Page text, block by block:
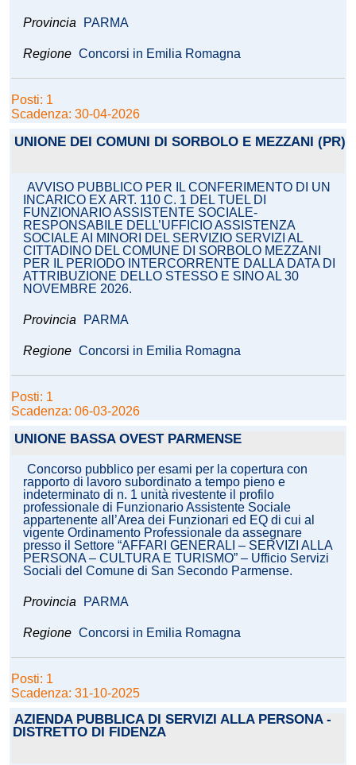
Provincia PARMA
Regione Concorsi in Emilia Romagna
Posti: 1
Scadenza: 30-04-2026
UNIONE DEI COMUNI DI SORBOLO E MEZZANI (PR)
AVVISO PUBBLICO PER IL CONFERIMENTO DI UN
INCARICO EX ART. 110 C. 1 DEL TUEL DI
FUNZIONARIO ASSISTENTE SOCIALE-
RESPONSABILE DELL’UFFICIO ASSISTENZA
SOCIALE AI MINORI DEL SERVIZIO SERVIZI AL
CITTADINO DEL COMUNE DI SORBOLO MEZZANI
PER IL PERIODO INTERCORRENTE DALLA DATA DI
ATTRIBUZIONE DELLO STESSO E SINO AL 30
NOVEMBRE 2026.
Provincia PARMA
Regione Concorsi in Emilia Romagna
Posti: 1
Scadenza: 06-03-2026
UNIONE BASSA OVEST PARMENSE
Concorso pubblico per esami per la copertura con
rapporto di lavoro subordinato a tempo pieno e
indeterminato di n. 1 unità rivestente il profilo
professionale di Funzionario Assistente Sociale
appartenente all’Area dei Funzionari ed EQ di cui al
vigente Ordinamento Professionale da assegnare
presso il Settore “AFFARI GENERALI – SERVIZI ALLA
PERSONA – CULTURA E TURISMO” – Ufficio Servizi
Sociali del Comune di San Secondo Parmense.
Provincia PARMA
Regione Concorsi in Emilia Romagna
Posti: 1
Scadenza: 31-10-2025
AZIENDA PUBBLICA DI SERVIZI ALLA PERSONA -
DISTRETTO DI FIDENZA